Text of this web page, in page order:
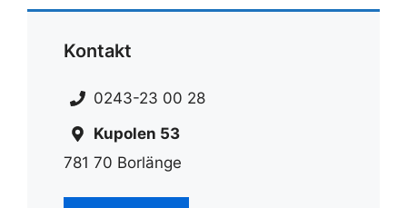
Kontakt
0243-23 00 28
Kupolen 53
781 70 Borlänge